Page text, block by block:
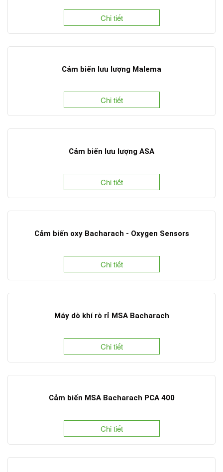
Chi tiết
Cảm biến lưu lượng Malema
Chi tiết
Cảm biến lưu lượng ASA
Chi tiết
Cảm biến oxy Bacharach - Oxygen Sensors
Chi tiết
Máy dò khí rò rỉ MSA Bacharach
Chi tiết
Cảm biến MSA Bacharach PCA 400
Chi tiết